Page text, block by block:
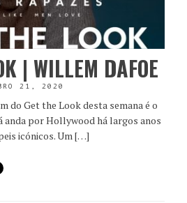
| WILLEM DAFOE
21, 2020
do Get the Look desta semana é o
anda por Hollywood há largos anos
icónicos. Um […]